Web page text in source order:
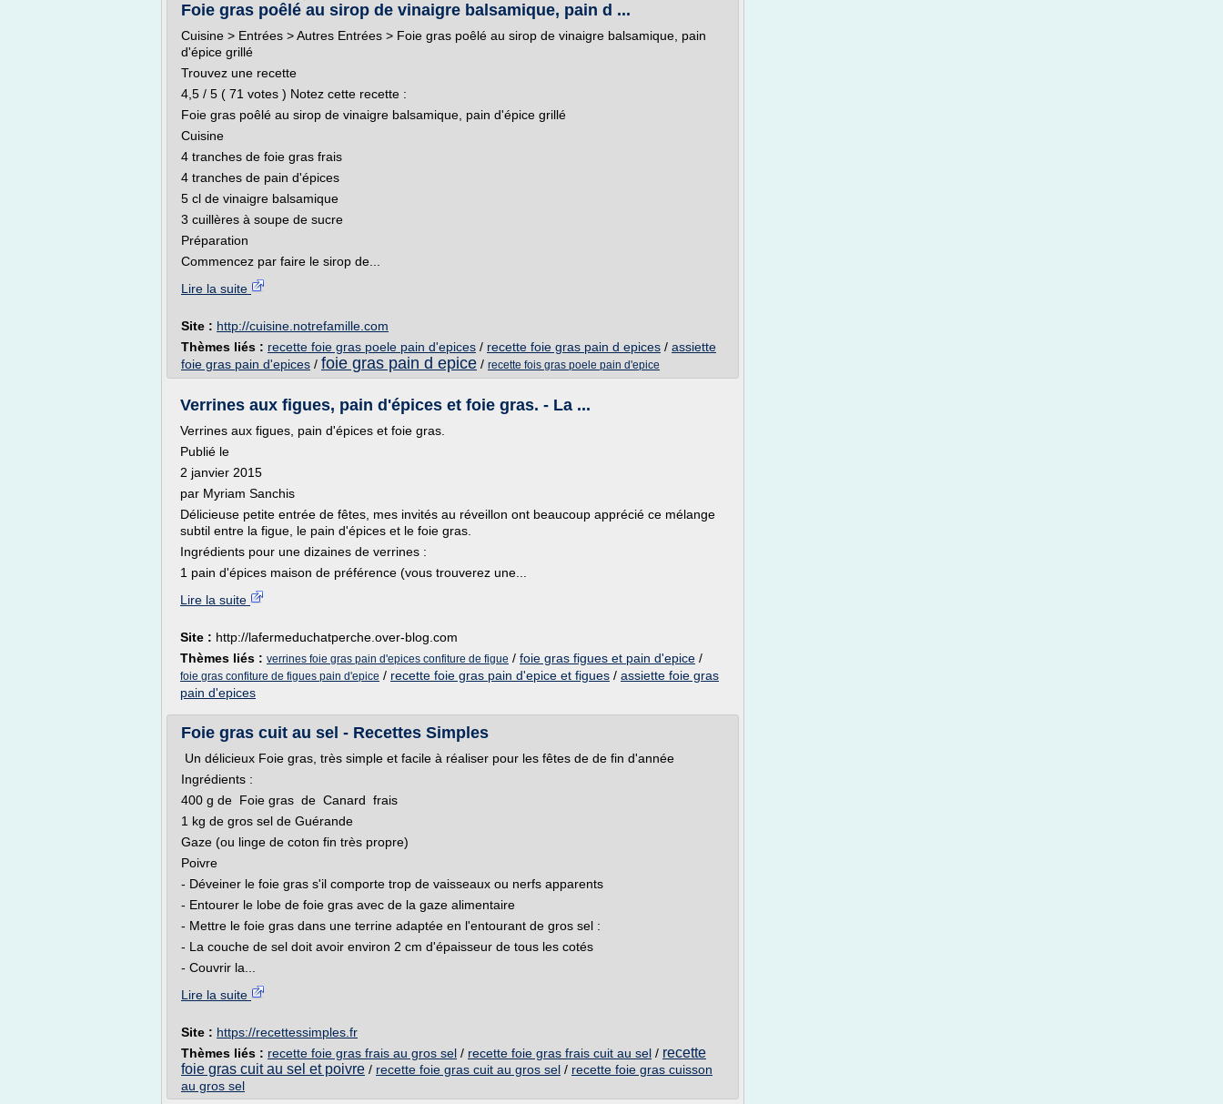
Foie gras poêlé au sirop de vinaigre balsamique, pain d ...
Cuisine > Entrées > Autres Entrées > Foie gras poêlé au sirop de vinaigre balsamique, pain
d'épice grillé
Trouvez une recette
4,5 / 5 ( 71 votes ) Notez cette recette :
Foie gras poêlé au sirop de vinaigre balsamique, pain d'épice grillé
Cuisine
4 tranches de foie gras frais
4 tranches de pain d'épices
5 cl de vinaigre balsamique
3 cuillères à soupe de sucre
Préparation
Commencez par faire le sirop de...
Lire la suite
Site : http://cuisine.notrefamille.com
Thèmes liés : recette foie gras poele pain d'epices / recette foie gras pain d epices / assiette
foie gras pain d'epices / foie gras pain d epice / recette fois gras poele pain d'epice
Verrines aux figues, pain d'épices et foie gras. - La ...
Verrines aux figues, pain d'épices et foie gras.
Publié le
2 janvier 2015
par Myriam Sanchis
Délicieuse petite entrée de fêtes, mes invités au réveillon ont beaucoup apprécié ce mélange
subtil entre la figue, le pain d'épices et le foie gras.
Ingrédients pour une dizaines de verrines :
1 pain d'épices maison de préférence (vous trouverez une...
Lire la suite
Site : http://lafermeduchatperche.over-blog.com
Thèmes liés : verrines foie gras pain d'epices confiture de figue / foie gras figues et pain d'epice /
foie gras confiture de figues pain d'epice / recette foie gras pain d'epice et figues / assiette foie gras
pain d'epices
Foie gras cuit au sel - Recettes Simples
Un délicieux Foie gras, très simple et facile à réaliser pour les fêtes de de fin d'année
Ingrédients :
400 g de Foie gras de Canard frais
1 kg de gros sel de Guérande
Gaze (ou linge de coton fin très propre)
Poivre
- Déveiner le foie gras s'il comporte trop de vaisseaux ou nerfs apparents
- Entourer le lobe de foie gras avec de la gaze alimentaire
- Mettre le foie gras dans une terrine adaptée en l'entourant de gros sel :
- La couche de sel doit avoir environ 2 cm d'épaisseur de tous les cotés
- Couvrir la...
Lire la suite
Site : https://recettessimples.fr
Thèmes liés : recette foie gras frais au gros sel / recette foie gras frais cuit au sel / recette
foie gras cuit au sel et poivre / recette foie gras cuit au gros sel / recette foie gras cuisson
au gros sel